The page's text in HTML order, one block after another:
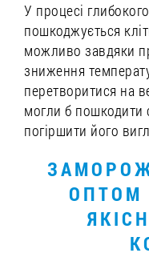
У процесі
пошкоджується
можливо завдяки
зниження
перетворитися на
могли б пошкодити
погіршити його
ОПТОМ